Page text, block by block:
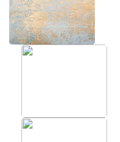
ХИТЫ
Фотообои в
Фотообои